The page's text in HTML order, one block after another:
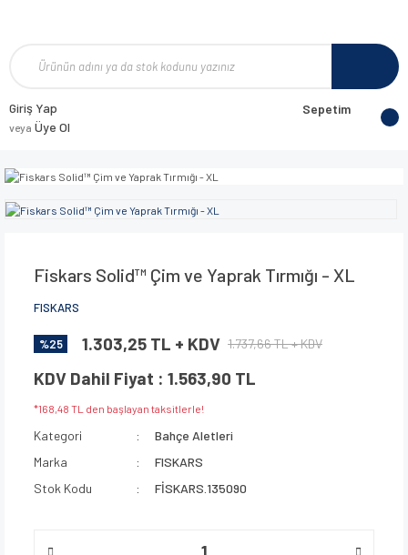
Giriş Yap
veya Üye Ol
Sepetim
Fiskars Solid™ Çim ve Yaprak Tırmığı - XL
FISKARS
%25 1.303,25 TL + KDV 1.737,66 TL + KDV
KDV Dahil Fiyat : 1.563,90 TL
*168,48 TL den başlayan taksitlerle!
Kategori
Bahçe Aletleri
Marka
FISKARS
Stok Kodu
FİSKARS.135090